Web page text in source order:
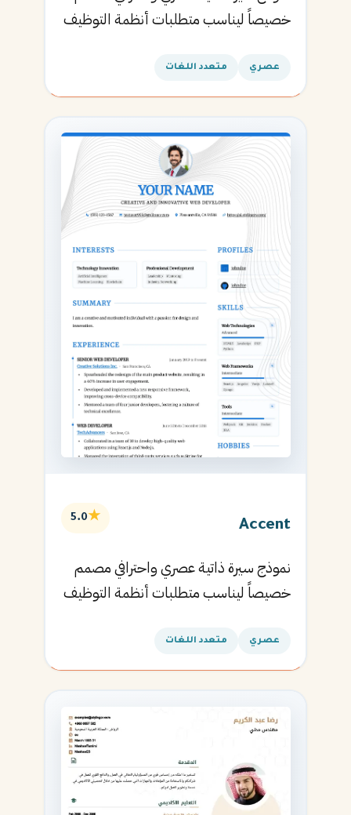
خصيصاً ليناسب متطلبات أنظمة التوظيف
القادمة.
عصري متعدد اللغات
Accent
★
5.0
نموذج سيرة ذاتية عصري واحترافي مصمم
خصيصاً ليناسب متطلبات أنظمة التوظيف
القادمة.
عصري متعدد اللغات